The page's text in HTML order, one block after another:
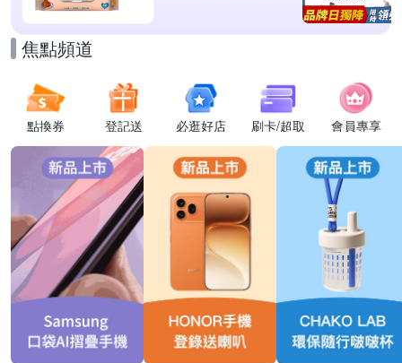
焦點頻道
點換券 登記送 必逛好店 刷卡/超取 會員專享